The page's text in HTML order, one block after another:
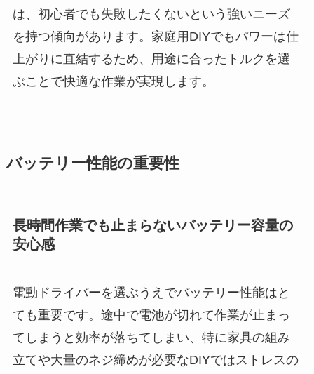
は、初心者でも失敗したくないという強いニーズ
を持つ傾向があります。家庭用DIYでもパワーは仕
上がりに直結するため、用途に合ったトルクを選
ぶことで快適な作業が実現します。
バッテリー性能の重要性
長時間作業でも止まらないバッテリー容量の
安心感
電動ドライバーを選ぶうえでバッテリー性能はと
ても重要です。途中で電池が切れて作業が止まっ
てしまうと効率が落ちてしまい、特に家具の組み
立てや大量のネジ締めが必要なDIYではストレスの